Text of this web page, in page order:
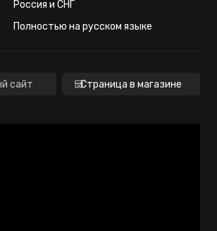
Россия и СНГ
Полностью на русском языке
сайт Страница в магазине